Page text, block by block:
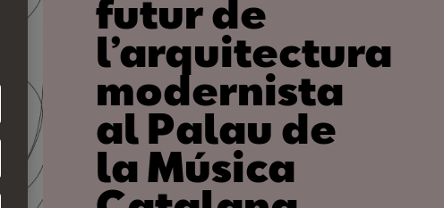
futur de
l’arquitectura
modernista
al Palau de
la Música